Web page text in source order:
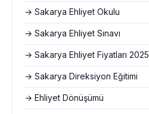
→ Sakarya Ehliyet Okulu
→ Sakarya Ehliyet Sınavı
→ Sakarya Ehliyet Fiyatları 2025
→ Sakarya Direksiyon Eğitimi
→ Ehliyet Dönüşümü